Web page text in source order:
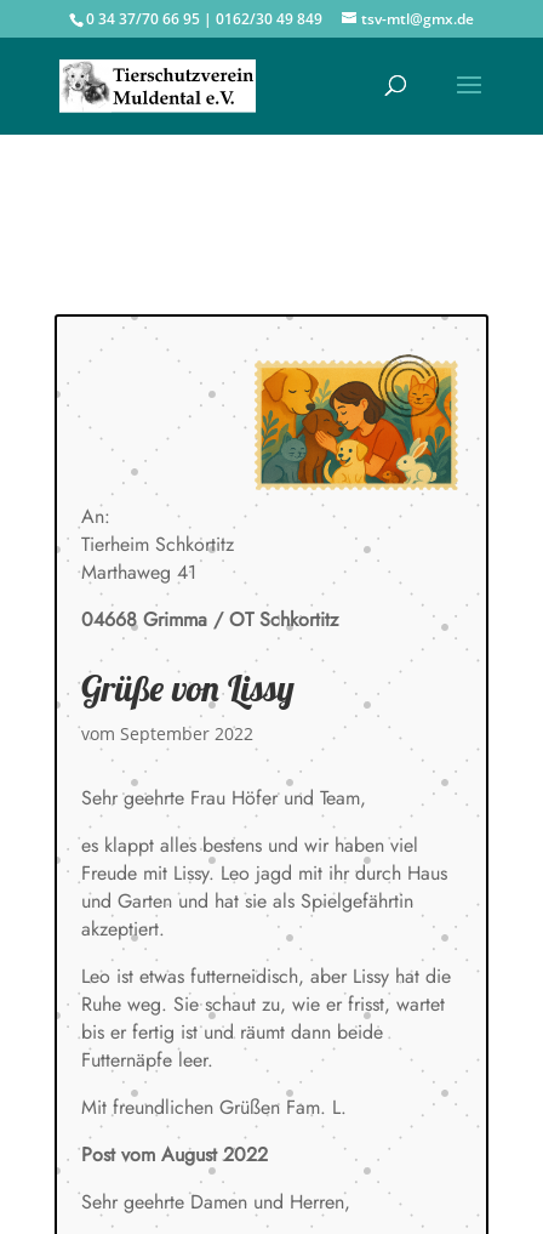
0 34 37/70 66 95 | 0162/30 49 849 tsv-mtl@gmx.de
An:
Tierheim Schkortitz
Marthaweg 41
04668 Grimma / OT Schkortitz
Grüße von Lissy
vom September 2022
Sehr geehrte Frau Höfer und Team,
es klappt alles bestens und wir haben viel
Freude mit Lissy. Leo jagd mit ihr durch Haus
und Garten und hat sie als Spielgefährtin
akzeptiert.
Leo ist etwas futterneidisch, aber Lissy hat die
Ruhe weg. Sie schaut zu, wie er frisst, wartet
bis er fertig ist und räumt dann beide
Futternäpfe leer.
Mit freundlichen Grüßen Fam. L.
Post vom August 2022
Sehr geehrte Damen und Herren,